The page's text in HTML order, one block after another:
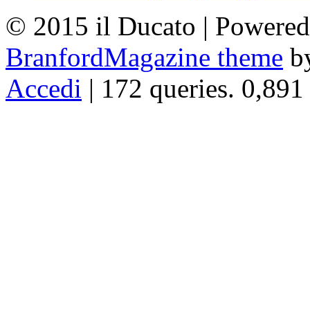
© 2015 il Ducato |
BranfordMagazine theme
Accedi | 172 queries. 0,891